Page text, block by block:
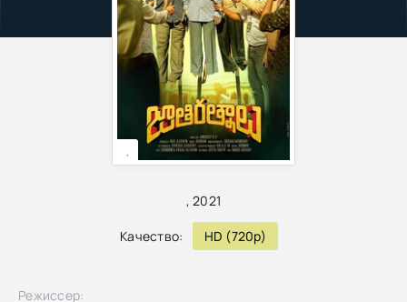
,2021
Качество: HD (720p)
,
Режиссер: